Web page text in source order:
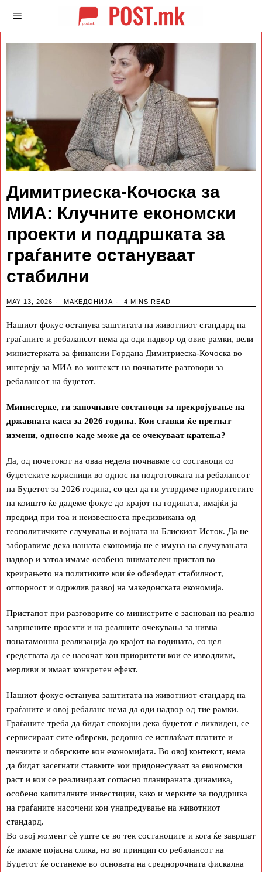
Димитриеска-Кочоска за
МИА: Клучните економски
проекти и поддршката за
граѓаните остануваат
стабилни
MAY 13, 2026 МАКЕДОНИЈА 4 MINS READ
Нашиот фокус останува заштитата на животниот стандард на
граѓаните и ребалансот нема да оди надвор од овие рамки, вели
министерката за финансии Гордана Димитриеска-Кочоска во
интервју за МИА во контекст на почнатите разговори за
ребалансот на буџетот.
Министерке, ги започнавте состаноци за прекројување на
државната каса за 2026 година. Кои ставки ќе претпат
измени, односно каде може да се очекуваат кратења?
Да, од почетокот на оваа недела почнавме со состаноци со
буџетските корисници во однос на подготовката на ребалансот
на Буџетот за 2026 година, со цел да ги утврдиме приоритетите
на коишто ќе дадеме фокус до крајот на годината, имајќи ја
предвид при тоа и неизвесноста предизвикана од
геополитичките случувања и војната на Блискиот Исток. Да не
заборавиме дека нашата економија не е имуна на случувањата
надвор и затоа имаме особено внимателен пристап во
креирањето на политиките кои ќе обезбедат стабилност,
отпорност и одржлив развој на македонската економија.
Пристапот при разговорите со министрите е заснован на реално
завршените проекти и на реалните очекувања за нивна
понатамошна реализација до крајот на годината, со цел
средствата да се насочат кон приоритети кои се изводливи,
мерливи и имаат конкретен ефект.
Нашиот фокус останува заштитата на животниот стандард на
граѓаните и овој ребаланс нема да оди надвор од тие рамки.
Граѓаните треба да бидат спокојни дека буџетот е ликвиден, се
сервисираат сите обврски, редовно се исплаќаат платите и
пензиите и обврските кон економијата. Во овој контекст, нема
да бидат засегнати ставките кои придонесуваат за економски
раст и кои се реализираат согласно планираната динамика,
особено капиталните инвестиции, како и мерките за поддршка
на граѓаните насочени кон унапредување на животниот
стандард.
Во овој момент сè уште се во тек состаноците и кога ќе завршат
ќе имаме појасна слика, но во принцип со ребалансот на
Буџетот ќе останеме во основата на среднорочната фискална